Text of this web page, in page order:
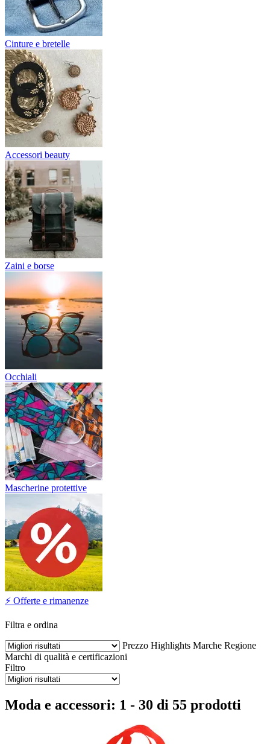
Cinture e bretelle
Accessori beauty
Zaini e borse
Occhiali
Mascherine protettive
⚡ Offerte e rimanenze
Filtra e ordina
Prezzo Highlights Marche Regione
Marchi di qualità e certificazioni
Filtro
Moda e accessori: 1 - 30 di 55 prodotti